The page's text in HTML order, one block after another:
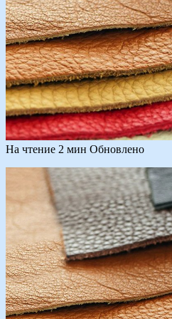
На чтение 2 мин Обновлено